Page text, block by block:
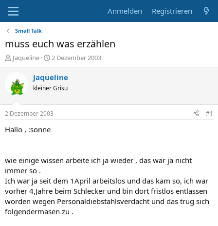
Anmelden Registrieren
Small Talk
muss euch was erzählen
E
r
t
e
l
e
r
Jaqueline
E
r
s
e
l
t
2 Dezember 2003
Jaqueline
kleiner Grisu
2 Dezember 2003 #1
Hallo , :sonne
wie einige wissen arbeite ich ja wieder , das war ja nicht
immer so .
Ich war ja seit dem 1April arbeitslos und das kam so, ich war
vorher 4,Jahre beim Schlecker und bin dort fristlos entlassen
worden wegen Personaldiebstahlsverdacht und das trug sich
folgendermasen zu .